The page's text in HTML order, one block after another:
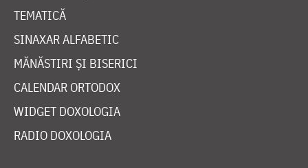
TEMATICĂ
SINAXAR ALFABETIC
MĂNĂSTIRI ȘI BISERICI
CALENDAR ORTODOX
WIDGET DOXOLOGIA
RADIO DOXOLOGIA